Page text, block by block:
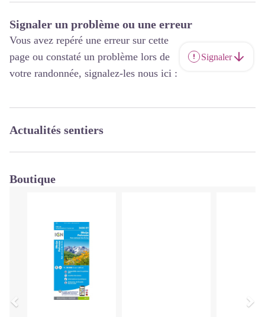
Signaler un problème ou une erreur
Vous avez repéré une erreur sur cette
page ou constaté un problème lors de
votre randonnée, signalez-les nous ici :
Signaler
Actualités sentiers
Boutique